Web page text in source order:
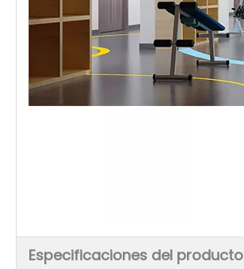
Especificaciones del producto